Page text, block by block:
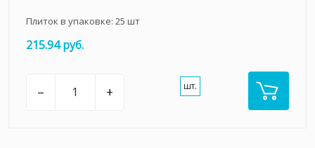
Плиток в упаковке: 25 шт
215.94 руб.
– + шт.